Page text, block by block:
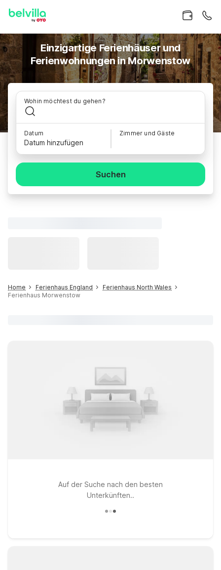
Einzigartige Ferienhäuser und
Ferienwohnungen in Morwenstow
Wohin möchtest du gehen?
Datum
Datum hinzufügen
Zimmer und Gäste
Suchen
Home Ferienhaus England
Ferienhaus North Wales
Ferienhaus Morwenstow
Auf der Suche nach den besten
Unterkünften..